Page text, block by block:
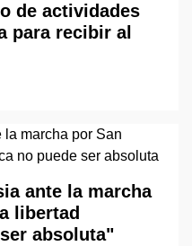
de actividades
para recibir al
ante la marcha
libertad
absoluta"